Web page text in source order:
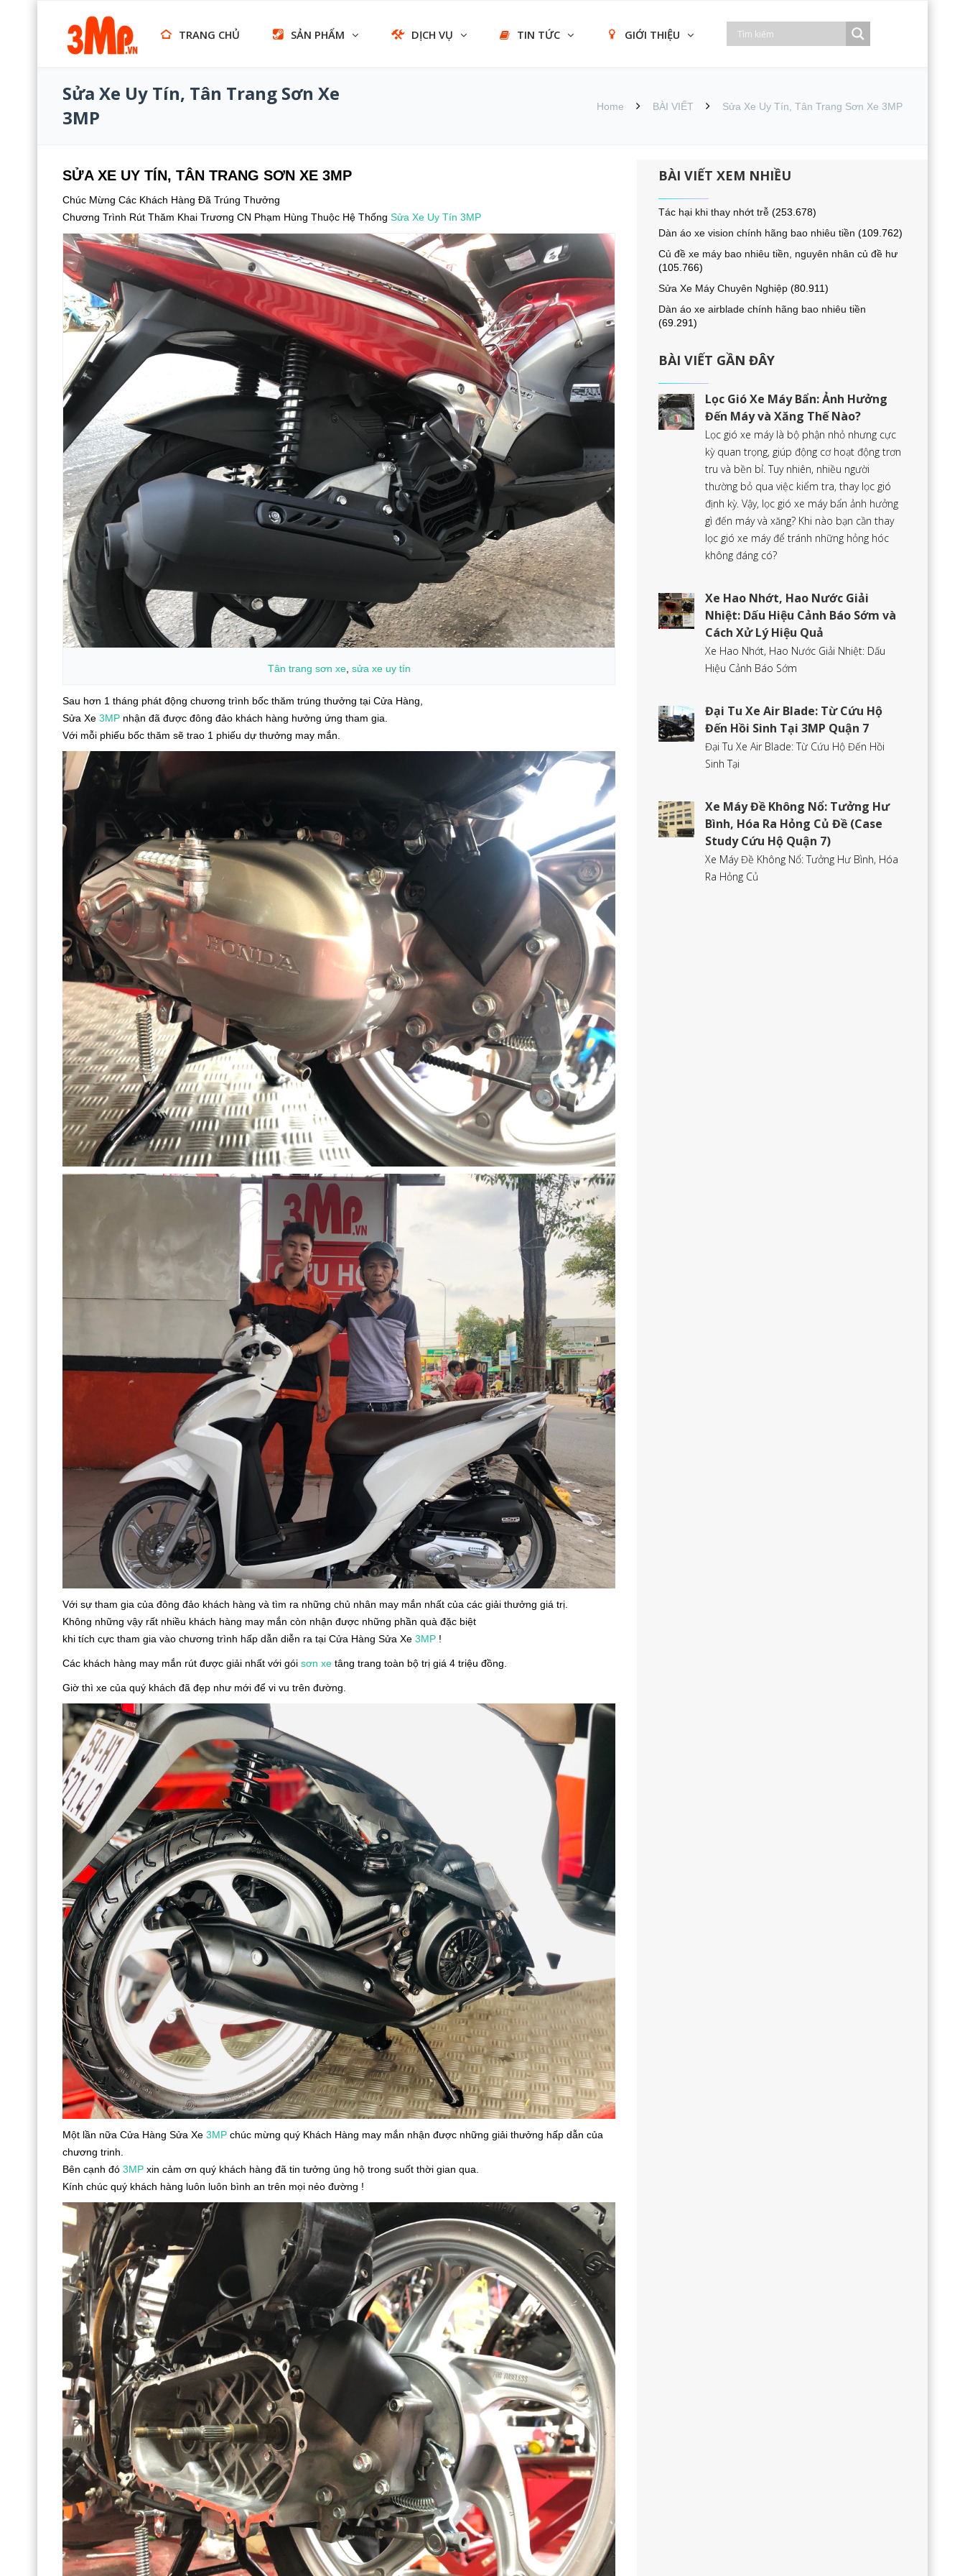
TRANG CHỦ SẢN PHẨM DỊCH VỤ TIN TỨC GIỚI THIỆU
Sửa Xe Uy Tín, Tân Trang Sơn Xe
3MP
Home BÀI VIẾT Sửa Xe Uy Tín, Tân Trang Sơn Xe 3MP
SỬA XE UY TÍN, TÂN TRANG SƠN XE 3MP
Chúc Mừng Các Khách Hàng Đã Trúng Thưởng
Chương Trình Rút Thăm Khai Trương CN Phạm Hùng Thuộc Hệ Thống Sửa Xe Uy Tín 3MP
Tân trang sơn xe, sửa xe uy tín
Sau hơn 1 tháng phát động chương trình bốc thăm trúng thưởng tại Cửa Hàng,
Sửa Xe 3MP nhận đã được đông đảo khách hàng hưởng ứng tham gia.
Với mỗi phiếu bốc thăm sẽ trao 1 phiếu dự thưởng may mắn.
Với sự tham gia của đông đảo khách hàng và tìm ra những chủ nhân may mắn nhất của các giải thưởng giá trị.
Không những vậy rất nhiều khách hàng may mắn còn nhận được những phần quà đặc biệt
khi tích cực tham gia vào chương trình hấp dẫn diễn ra tại Cửa Hàng Sửa Xe 3MP !
Các khách hàng may mắn rút được giải nhất với gói sơn xe tâng trang toàn bộ trị giá 4 triệu đồng.
Giờ thì xe của quý khách đã đẹp như mới để vi vu trên đường.
Một lần nữa Cửa Hàng Sửa Xe 3MP chúc mừng quý Khách Hàng may mắn nhận được những giải thưởng hấp dẫn của
chương trinh.
Bên cạnh đó 3MP xin cảm ơn quý khách hàng đã tin tưởng ủng hộ trong suốt thời gian qua.
Kính chúc quý khách hàng luôn luôn bình an trên mọi nẻo đường !
BÀI VIẾT XEM NHIỀU
Tác hại khi thay nhớt trễ (253.678)
Dàn áo xe vision chính hãng bao nhiêu tiền (109.762)
Củ đề xe máy bao nhiêu tiền, nguyên nhân củ đề hư
(105.766)
Sửa Xe Máy Chuyên Nghiệp (80.911)
Dàn áo xe airblade chính hãng bao nhiêu tiền
(69.291)
BÀI VIẾT GẦN ĐÂY
Lọc Gió Xe Máy Bẩn: Ảnh Hưởng
Đến Máy và Xăng Thế Nào?
Lọc gió xe máy là bộ phận nhỏ nhưng cực
kỳ quan trọng, giúp động cơ hoạt động trơn
tru và bền bỉ. Tuy nhiên, nhiều người
thường bỏ qua việc kiểm tra, thay lọc gió
định kỳ. Vậy, lọc gió xe máy bẩn ảnh hưởng
gì đến máy và xăng? Khi nào bạn cần thay
lọc gió xe máy để tránh những hỏng hóc
không đáng có?
Xe Hao Nhớt, Hao Nước Giải
Nhiệt: Dấu Hiệu Cảnh Báo Sớm và
Cách Xử Lý Hiệu Quả
Xe Hao Nhớt, Hao Nước Giải Nhiệt: Dấu
Hiệu Cảnh Báo Sớm
Đại Tu Xe Air Blade: Từ Cứu Hộ
Đến Hồi Sinh Tại 3MP Quận 7
Đại Tu Xe Air Blade: Từ Cứu Hộ Đến Hồi
Sinh Tại
Xe Máy Đề Không Nổ: Tưởng Hư
Bình, Hóa Ra Hỏng Củ Đề (Case
Study Cứu Hộ Quận 7)
Xe Máy Đề Không Nổ: Tưởng Hư Bình, Hóa
Ra Hỏng Củ